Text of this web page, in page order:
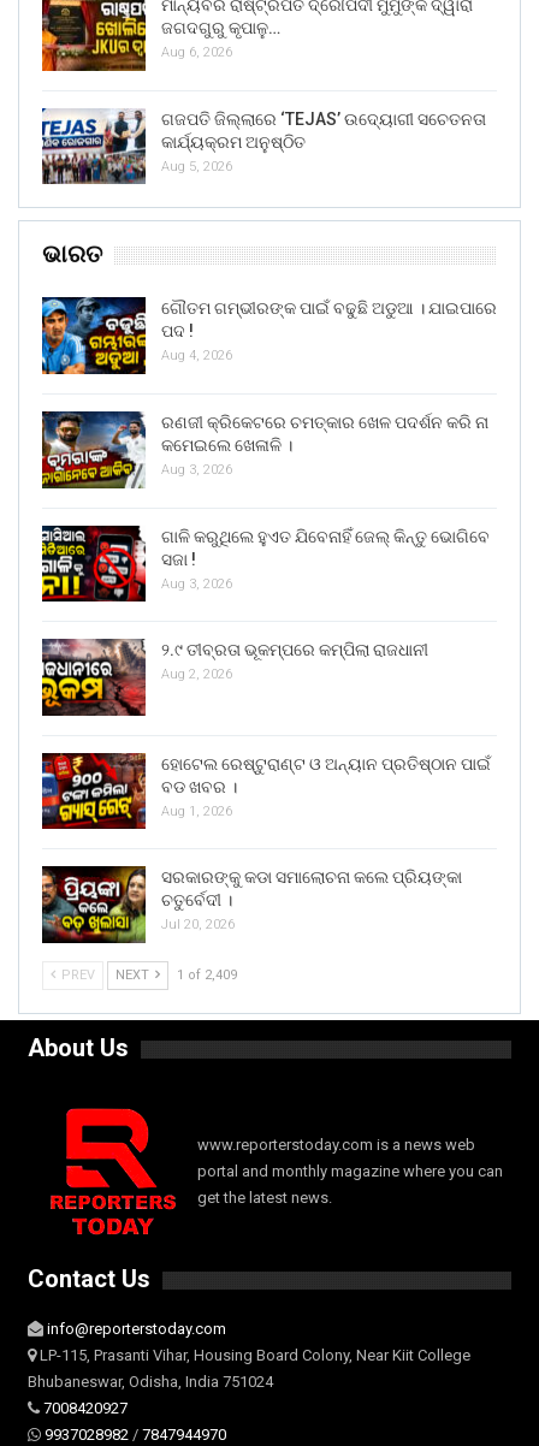
ମାନ୍ୟବର ରାଷ୍ଟ୍ରପତି ଦ୍ରୌପଦୀ ମୁର୍ମୁଙ୍କ ଦ୍ୱାରା
ଜଗଦଗୁରୁ କୃପାଳୁ…
Aug 6, 2026
ଗଜପତି ଜିଲ୍ଲାରେ ‘TEJAS’ ଉଦ୍ୟୋଗୀ ସଚେତନତା
କାର୍ଯ୍ୟକ୍ରମ ଅନୁଷ୍ଠିତ
Aug 5, 2026
ଭାରତ
ଗୌତମ ଗମ୍ଭୀରଙ୍କ ପାଇଁ ବଢୁଛି ଅଡୁଆ । ଯାଇପାରେ
ପଦ !
Aug 4, 2026
ରଣଜୀ କ୍ରିକେଟରେ ଚମତ୍କାର ଖେଳ ପଦର୍ଶନ କରି ନା
କମେଇଲେ ଖେଳାଳି ।
Aug 3, 2026
ଗାଳି କରୁଥିଲେ ହୁଏତ ଯିବେନାହିଁ ଜେଲ୍ କିନ୍ତୁ ଭୋଗିବେ
ସଜା !
Aug 3, 2026
୨.୯ ତୀବ୍ରତା ଭୂକମ୍ପରେ କମ୍ପିଲା ରାଜଧାନୀ
Aug 2, 2026
ହୋଟେଲ ରେଷ୍ଟୁରାଣ୍ଟ ଓ ଅନ୍ୟାନ ପ୍ରତିଷ୍ଠାନ ପାଇଁ
ବଡ ଖବର ।
Aug 1, 2026
ସରକାରଙ୍କୁ କଡା ସମାଲୋଚନା କଲେ ପ୍ରିୟଙ୍କା
ଚତୁର୍ବେଦୀ ।
Jul 20, 2026
PREV NEXT 1 of 2,409
About Us
www.reporterstoday.com is a news web
portal and monthly magazine where you can
get the latest news.
Contact Us
info@reporterstoday.com
LP-115, Prasanti Vihar, Housing Board Colony, Near Kiit College
Bhubaneswar, Odisha, India 751024
7008420927
9937028982 / 7847944970